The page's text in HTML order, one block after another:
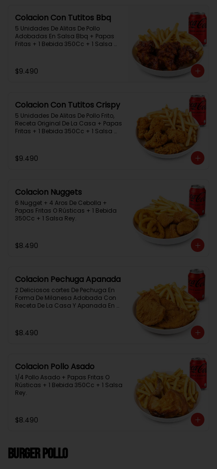
Colacion Con Tutitos Bbq
5 Unidades De Alitas De Pollo
Adobadas En Salsa Bbq + Papas
Fritas + 1 Bebida 350Cc + 1 Salsa
$9.490
Colacion Con Tutitos Crispy
5 Unidades De Alitas De Pollo Frito,
Receta Original De La Casa + Papas
Fritas + 1 Bebida 350Cc + 1 Salsa
$9.490
Colacion Nuggets
6 Nugget + 4 Aros De Cebolla +
Papas Fritas O Rústicas + 1 Bebida
350Cc + 1 Salsa Rey.
$8.490
Colacion Pechuga Apanada
2 Deliciosos cortes De Pechuga En
Forma De Milanesa Adobada Con
Receta De La Casa Y Apanada En
$8.490
Colacion Pollo Asado
1/4 Pollo Asado + Papas Fritas O
Rústicas + 1 Bebida 350Cc + 1 Salsa
Rey.
$8.490
Burger Pollo